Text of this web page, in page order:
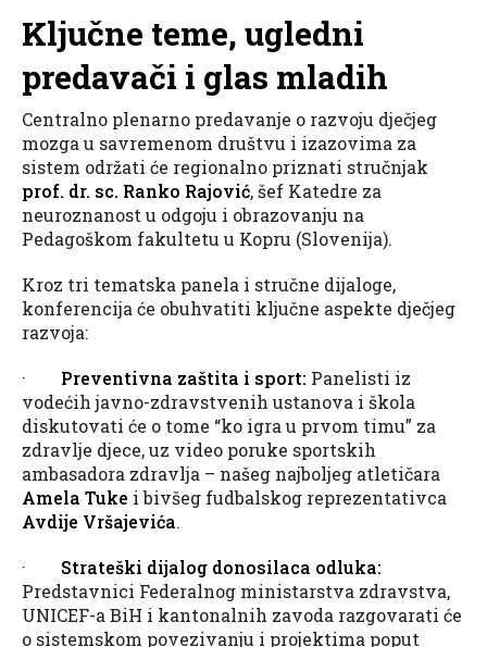
Ključne teme, ugledni
predavači i glas mladih
Centralno plenarno predavanje o razvoju dječjeg
mozga u savremenom društvu i izazovima za
sistem održa​ti će regionalno priznati stručnjak
prof. dr. sc. Ranko Rajović, šef Katedre za
neuroznanost u odgoju i obrazovanju na
Pedagoškom fakultetu u Kopru (Slovenija).
Kroz tri tematska panela i stručne dijaloge,
konferencija će obuhvatiti ključne aspekte dječjeg
razvoja:
· Preventivna zaštita i sport: Panelisti iz
vodećih javno-zdravstvenih ustanova i škola
diskutova​ti će o tome “ko igra u prvom timu” za
zdravlje djece, uz video poruke sportskih
ambasadora zdravlja – našeg najboljeg atletičara
Amela Tuke i bivšeg fudbalskog reprezentativca
Avdije Vršajevića.
· Strateški dijalog donosilaca odluka:
Predstavnici Federalnog ministarstva zdravstva,
UNICEF-a BiH i kantonalnih zavoda razgovara​ti će
o sistemskom povezivanju i projektima poput